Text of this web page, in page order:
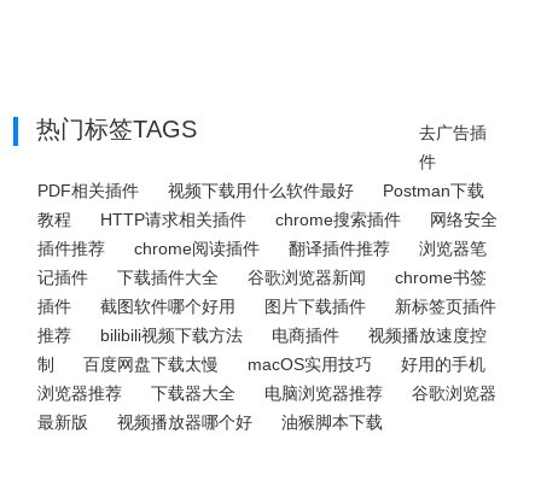
热门标签TAGS
去广告插
件
PDF相关插件
视频下载用什么软件最好
Postman下载
教程
HTTP请求相关插件 chrome搜索插件
网络安全
插件推荐
chrome阅读插件 翻译插件推荐
浏览器笔
记插件
下载插件大全 谷歌浏览器新闻
chrome书签
插件
截图软件哪个好用 图片下载插件
新标签页插件
推荐
bilibili视频下载方法 电商插件
视频播放速度控
制
百度网盘下载太慢 macOS实用技巧
好用的手机
浏览器推荐
下载器大全 电脑浏览器推荐
谷歌浏览器
最新版
视频播放器哪个好 油猴脚本下载